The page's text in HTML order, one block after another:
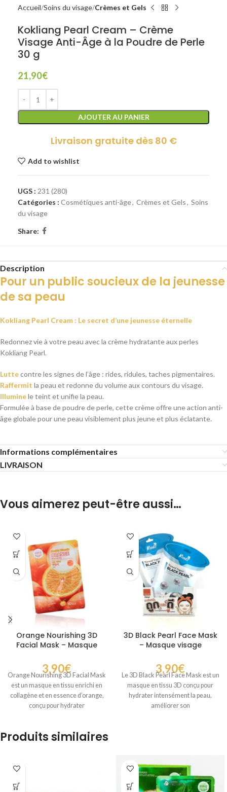
Accueil Soins du visage Crèmes et Gels
Kokliang Pearl Cream – Crème
Visage Anti-Âge à la Poudre de Perle
30 g
21,90€
AJOUTER AU PANIER
Livraison gratuite dès 80 €
Add to wishlist
UGS : 231 (280)
Catégories : Cosmétiques anti-âge, Crèmes et Gels, Soins
du visage
Share:
Description
Pour un public soucieux de la jeunesse
de sa peau
Kokliang Pearl Cream : Le secret d’une jeunesse éternelle
Redonnez vie à votre peau avec la crème hydratante aux perles
Kokliang Pearl.
Luttecontre les signes de l’âge : rides, ridules, taches pigmentaires.
Raffermit la peau et redonne du volume aux contours du visage.
Illuminele teint et unifie la peau.
Formulée à base de poudre de perle, cette crème offre une action anti-
âge globale pour une peau visiblement plus jeune et plus éclatante.
Informations complémentaires
LIVRAISON
Vous aimerez peut-être aussi…
Orange Nourishing 3D
Facial Mask – Masque
une Peau Raffermie
3,90€
Orange Nourishing 3D Facial Mask
est un masque en tissu enrichi en
collagène et en essence d’orange,
conçu pour hydrater
3D Black Pearl Face Mask
– Masque visage
3,90€
Le 3D Black Pearl Face Mask est un
masque en tissu 3D conçu pour
hydrater intensément la peau,
améliorer son
Produits similaires